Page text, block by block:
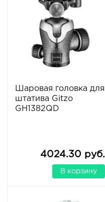
Шаровая головка для
штатива Gitzo
GH1382QD
4024.30 руб.
В корзину